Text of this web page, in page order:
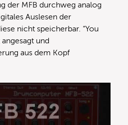
der MFB durchweg analog
Auslesen der
nicht speicherbar. “You
und
aus dem Kopf